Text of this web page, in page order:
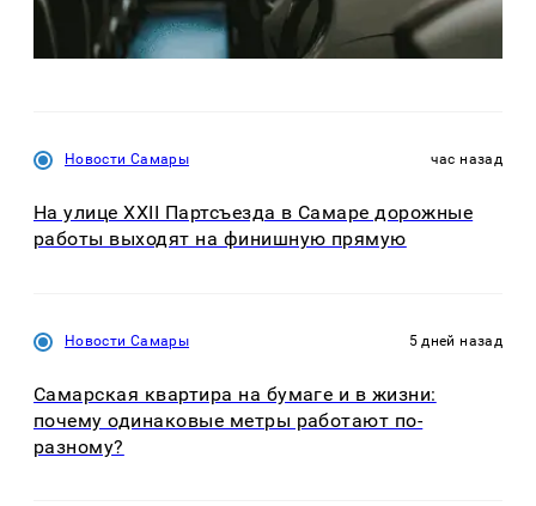
Новости Самары час назад
На улице XXII Партсъезда в Самаре дорожные
работы выходят на финишную прямую
Новости Самары 5 дней назад
Самарская квартира на бумаге и в жизни:
почему одинаковые метры работают по-
разному?